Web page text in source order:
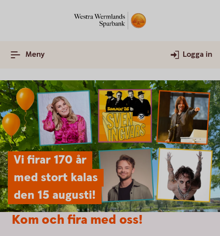
Meny Logga in
Vi firar 170 år
med stort kalas
den 15 augusti!
Kom och fira med oss!